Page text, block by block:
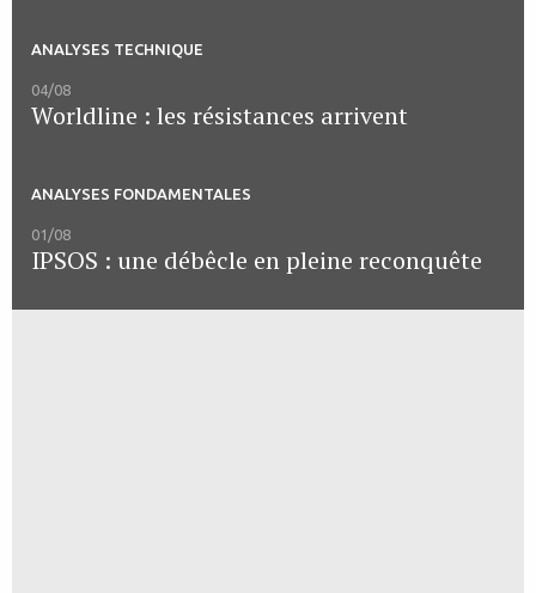
ANALYSES TECHNIQUE
04/08
Worldline : les résistances arrivent
ANALYSES FONDAMENTALES
01/08
IPSOS : une débêcle en pleine reconquête